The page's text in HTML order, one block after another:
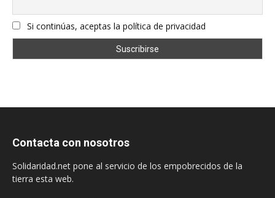
Si continúas, aceptas la política de privacidad
Contacta con nosotros
Solidaridad.net pone al servicio de los empobrecidos de la
tierra esta web.